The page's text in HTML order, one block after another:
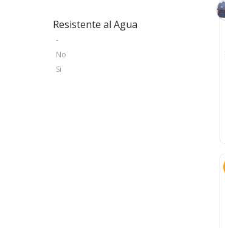
Resistente al Agua
-
No
Si